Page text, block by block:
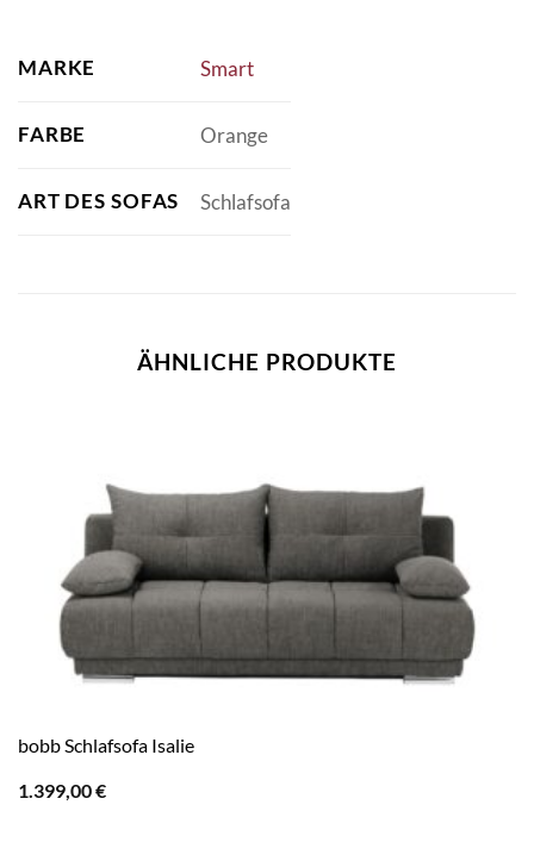
MARKE Smart
FARBE Orange
ART DES SOFAS Schlafsofa
ÄHNLICHE PRODUKTE
bobb Schlafsofa Isalie
1.399,00€